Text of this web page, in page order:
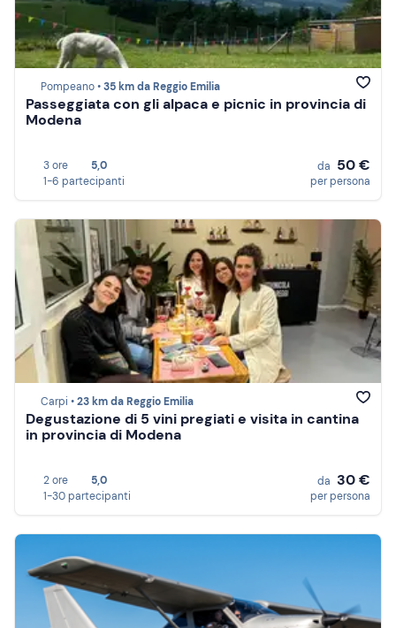
Pompeano •35 km da Reggio Emilia
Passeggiata con gli alpaca e picnic in provincia di
Modena
3 ore
5,0
1-6 partecipanti
da 50 €
per persona
Carpi •23 km da Reggio Emilia
Degustazione di 5 vini pregiati e visita in cantina
in provincia di Modena
2 ore
5,0
1-30 partecipanti
da 30 €
per persona